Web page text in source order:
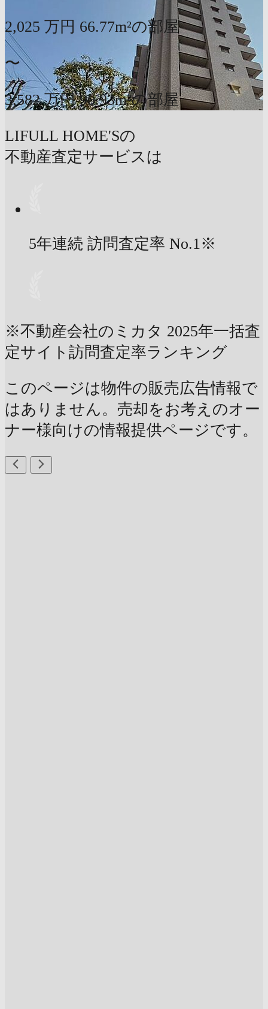
2,025 万円 66.77m²の部屋
〜
3,582 万円 96.93m²の部屋
LIFULL HOME'Sの
不動産査定サービスは
5年連続 訪問査定率 No.1※
※不動産会社のミカタ 2025年一括査
定サイト訪問査定率ランキング
このページは物件の販売広告情報で
はありません。売却をお考えのオー
ナー様向けの情報提供ページです。